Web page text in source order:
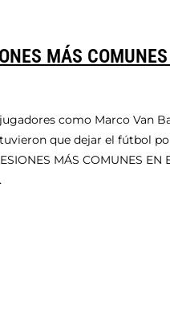
MÁS
como Marco Van
que dejar el fútbol
MÁS COMUNES EN